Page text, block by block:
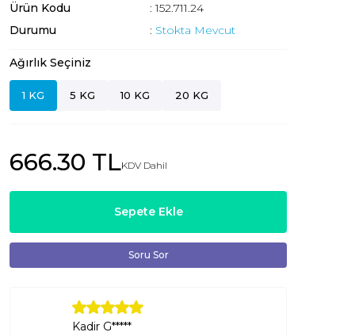
Ürün Kodu
: 152.711.24
Durumu
: Stokta Mevcut
Ağırlık Seçiniz
1 KG 5 KG 10 KG 20 KG
666.30 TLKDV Dahil
Sepete Ekle
Soru Sor
Kadir G*****